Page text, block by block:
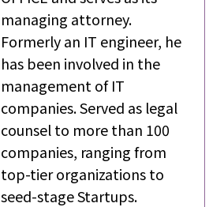
managing attorney.
Formerly an IT engineer, he
has been involved in the
management of IT
companies. Served as legal
counsel to more than 100
companies, ranging from
top-tier organizations to
seed-stage Startups.